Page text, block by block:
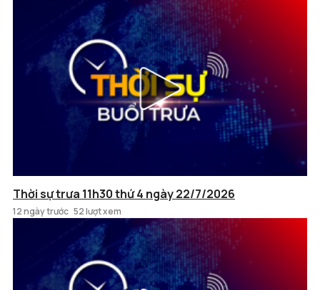
Thời sự trưa 11h30 thứ 4 ngày 22/7/2026
12 ngày trước 52 lượt xem